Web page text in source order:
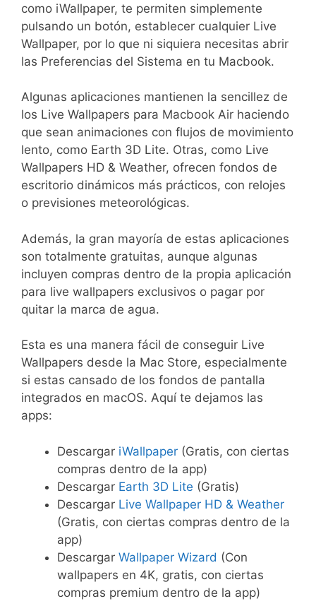
como iWallpaper, te permiten simplemente
pulsando un botón, establecer cualquier Live
Wallpaper, por lo que ni siquiera necesitas abrir
las Preferencias del Sistema en tu Macbook.
Algunas aplicaciones mantienen la sencillez de
los Live Wallpapers para Macbook Air haciendo
que sean animaciones con flujos de movimiento
lento, como Earth 3D Lite. Otras, como Live
Wallpapers HD & Weather, ofrecen fondos de
escritorio dinámicos más prácticos, con relojes
o previsiones meteorológicas.
Además, la gran mayoría de estas aplicaciones
son totalmente gratuitas, aunque algunas
incluyen compras dentro de la propia aplicación
para live wallpapers exclusivos o pagar por
quitar la marca de agua.
Esta es una manera fácil de conseguir Live
Wallpapers desde la Mac Store, especialmente
si estas cansado de los fondos de pantalla
integrados en macOS. Aquí te dejamos las
apps:
Descargar iWallpaper (Gratis, con ciertas
compras dentro de la app)
Descargar Earth 3D Lite (Gratis)
Descargar Live Wallpaper HD & Weather
(Gratis, con ciertas compras dentro de la
app)
Descargar Wallpaper Wizard (Con
wallpapers en 4K, gratis, con ciertas
compras premium dentro de la app)